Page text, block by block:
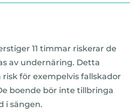
11 timmar riskerar de
av undernäring. Detta
för exempelvis fallskador
boende bör inte tillbringa
i sängen.